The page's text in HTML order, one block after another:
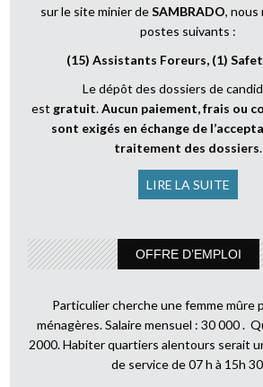
sur le site minier deSAMBRADO, nous
postes suivants :
(15) Assistants Foreurs, (1)
Le dépôt des dossiers de
est gratuit.Aucun paiement, frais ou
sont exigés en échange de
traitement des dossiers.
LIRE LA SUITE
OFFRE D’EMPLOI
Particulier cherche une femme mûre
ménagères. Salaire mensuel : 30 000 .
2000. Habiter quartiers alentours serait
de service de 07 h à 15h